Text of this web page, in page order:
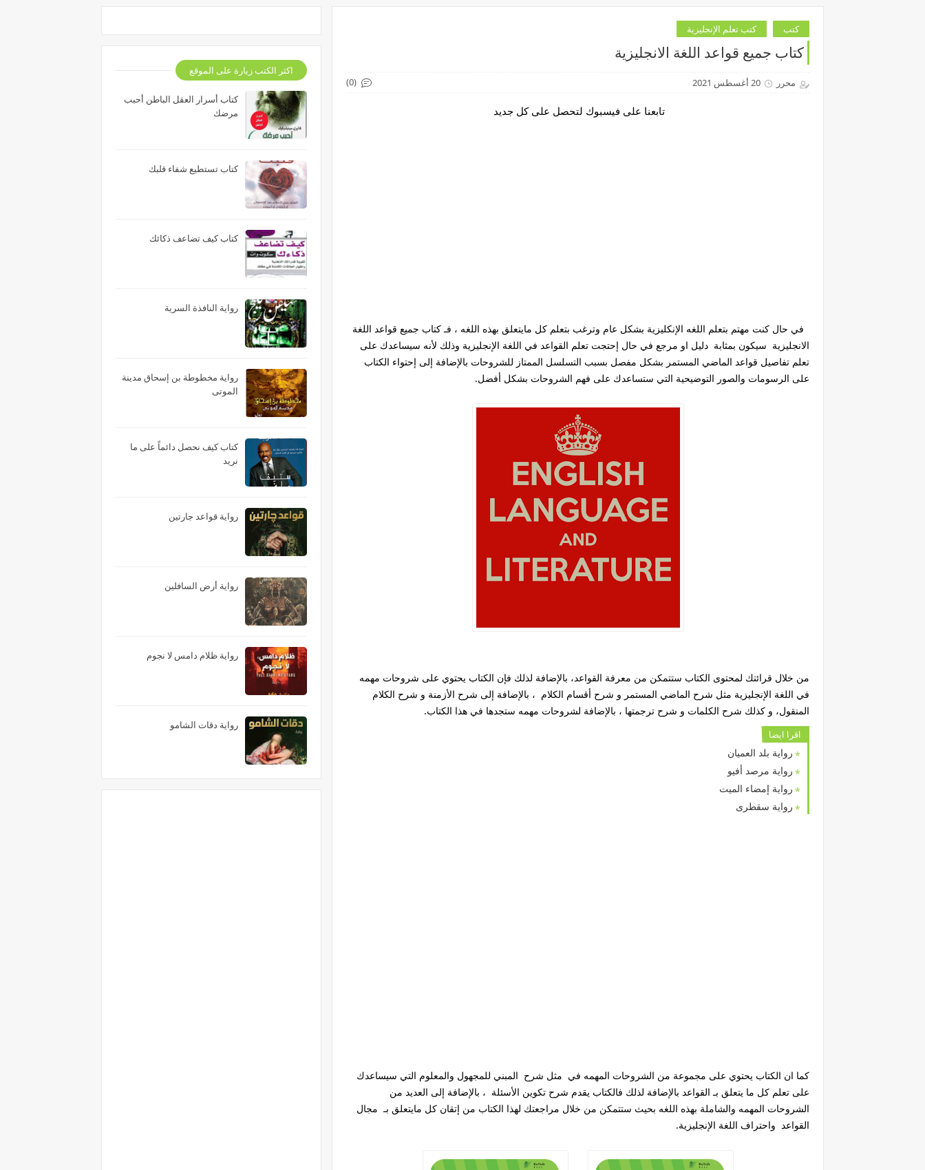
كتب كتب تعلم الإنجليزية
كتاب جميع قواعد اللغة الانجليزية
محرر 20 أغسطس 2021 (0)
تابعنا على فيسبوك لتحصل على كل جديد
في حال كنت مهتم بتعلم اللغه الإنكليزية بشكل عام وترغب بتعلم كل مايتعلق بهذه اللغه ، فـ كتاب جميع قواعد اللغة
الانجليزية سيكون بمثابة دليل او مرجع في حال إحتجت تعلم القواعد في اللغة الإنجليزية وذلك لأنه سيساعدك على
تعلم تفاصيل قواعد الماضي المستمر بشكل مفصل بسبب التسلسل الممتاز للشروحات بالإضافة إلى إحتواء الكتاب
على الرسومات والصور التوضيحية التي ستساعدك على فهم الشروحات بشكل أفضل.
من خلال قرائتك لمحتوى الكتاب ستتمكن من معرفة القواعد، بالإضافة لذلك فإن الكتاب يحتوي على شروحات مهمه
في اللغة الإنجليزية مثل شرح الماضي المستمر و شرح أقسام الكلام ، بالإضافة إلى شرح الأزمنة و شرح الكلام
المنقول، و كذلك شرح الكلمات و شرح ترجمتها ، بالإضافة لشروحات مهمه ستجدها في هذا الكتاب.
اقرا ايضا
رواية بلد العميان
رواية مرصد أفيو
رواية إمضاء الميت
رواية سقطرى
كما ان الكتاب يحتوي على مجموعة من الشروحات المهمه في مثل شرح المبني للمجهول والمعلوم التي سيساعدك
على تعلم كل ما يتعلق بـ القواعد بالإضافة لذلك فالكتاب يقدم شرح تكوين الأسئلة ، بالإضافة إلى العديد من
الشروحات المهمه والشاملة بهذه اللغه بحيث ستتمكن من خلال مراجعتك لهذا الكتاب من إتقان كل مايتعلق بـ مجال
القواعد واحتراف اللغة الإنجليزية.
اكثر الكتب زيارة على الموقع
كتاب أسرار العقل الباطن أحبب
مرضك
كتاب تستطيع شفاء قلبك
كتاب كيف تضاعف ذكائك
رواية النافذة السرية
رواية مخطوطة بن إسحاق مدينة
الموتى
كتاب كيف نحصل دائماً على ما
نريد
رواية قواعد جارتين
رواية أرض السافلين
رواية ظلام دامس لا نجوم
رواية دقات الشامو